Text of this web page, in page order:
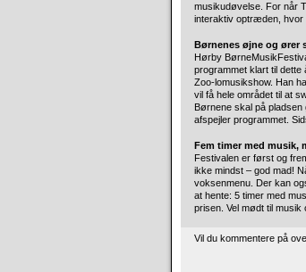
musikudøvelse. For når
interaktiv optræden, hvor
Børnenes øjne og ører
Hørby
programmet klart til
Zoo-lomusikshow. Han
vil få hele området til at
Børnene skal på
afspejler programmet.
Fem timer med musik,
Festivalen er først og
ikke mindst – god mad!
voksenmenu. Der kan
at hente: 5 timer med
prisen. Vel mødt til musik
Vil du kommentere på